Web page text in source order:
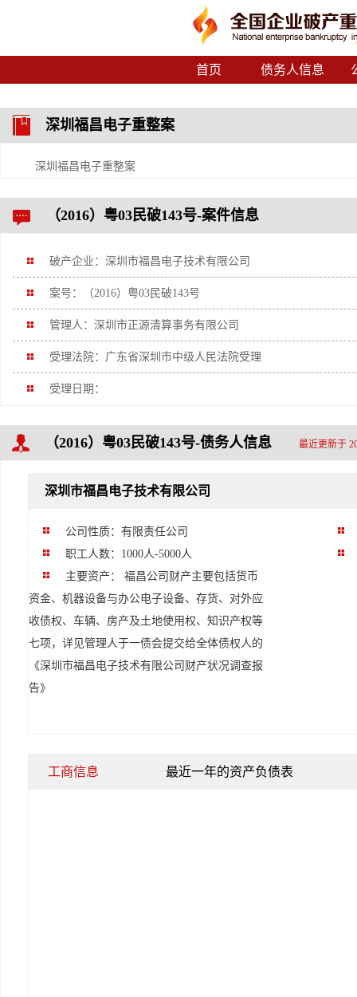
首页 债务人信息
深圳福昌电子重整案
深圳福昌电子重整案
（2016）粤03民破143号-案件信息
破产企业：深圳市福昌电子技术有限公司
案号：（2016）粤03民破143号
管理人：深圳市正源清算事务有限公司
受理法院：广东省深圳市中级人民法院受理
受理日期：
（2016）粤03民破143号-债务人信息 最近更新于
深圳市福昌电子技术有限公司
公司性质：有限责任公司
职工人数：1000人-5000人
主要资产： 福昌公司财产主要包括货币
资金、机器设备与办公电子设备、存货、对外应
收债权、车辆、房产及土地使用权、知识产权等
七项，详见管理人于一债会提交给全体债权人的
《深圳市福昌电子技术有限公司财产状况调查报
告》
工商信息 最近一年的资产负债表